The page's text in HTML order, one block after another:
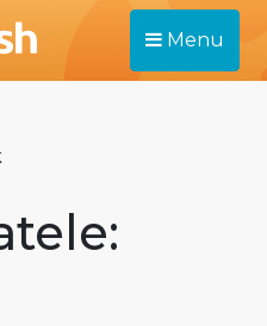
Menu